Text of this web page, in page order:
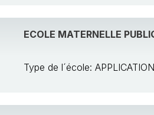
ECOLE MATERNELLE
Type de l´école: